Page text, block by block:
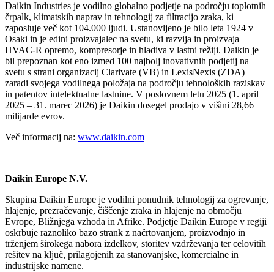
Daikin Industries je vodilno globalno podjetje na področju toplotnih
črpalk, klimatskih naprav in tehnologij za filtracijo zraka, ki
zaposluje več kot 104.000 ljudi. Ustanovljeno je bilo leta 1924 v
Osaki in je edini proizvajalec na svetu, ki razvija in proizvaja
HVAC-R opremo, kompresorje in hladiva v lastni režiji. Daikin je
bil prepoznan kot eno izmed 100 najbolj inovativnih podjetij na
svetu s strani organizacij Clarivate (VB) in LexisNexis (ZDA)
zaradi svojega vodilnega položaja na področju tehnoloških raziskav
in patentov intelektualne lastnine. V poslovnem letu 2025 (1. april
2025 – 31. marec 2026) je Daikin dosegel prodajo v višini 28,66
milijarde evrov.
Več informacij na: www.daikin.com
Daikin Europe N.V.
Skupina Daikin Europe je vodilni ponudnik tehnologij za ogrevanje,
hlajenje, prezračevanje, čiščenje zraka in hlajenje na območju
Evrope, Bližnjega vzhoda in Afrike. Podjetje Daikin Europe v regiji
oskrbuje raznoliko bazo strank z načrtovanjem, proizvodnjo in
trženjem širokega nabora izdelkov, storitev vzdrževanja ter celovitih
rešitev na ključ, prilagojenih za stanovanjske, komercialne in
industrijske namene.